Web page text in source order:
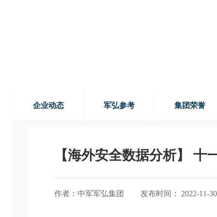
企业动态 军弘参考 集团荣誉
【海外安全数据分析】 十
作者：中军军弘集团 发布时间： 2022-11-30